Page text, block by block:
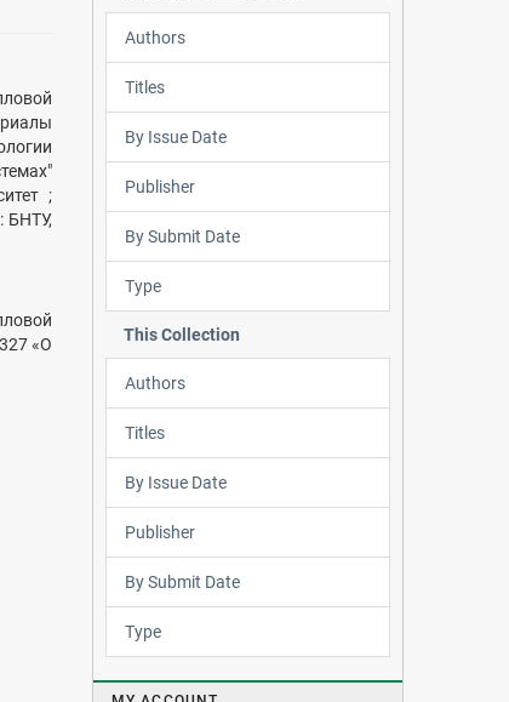
;
БНТУ,
«О
Authors
Titles
By Issue Date
Publisher
By Submit Date
Type
This Collection
Authors
Titles
By Issue Date
Publisher
By Submit Date
Type